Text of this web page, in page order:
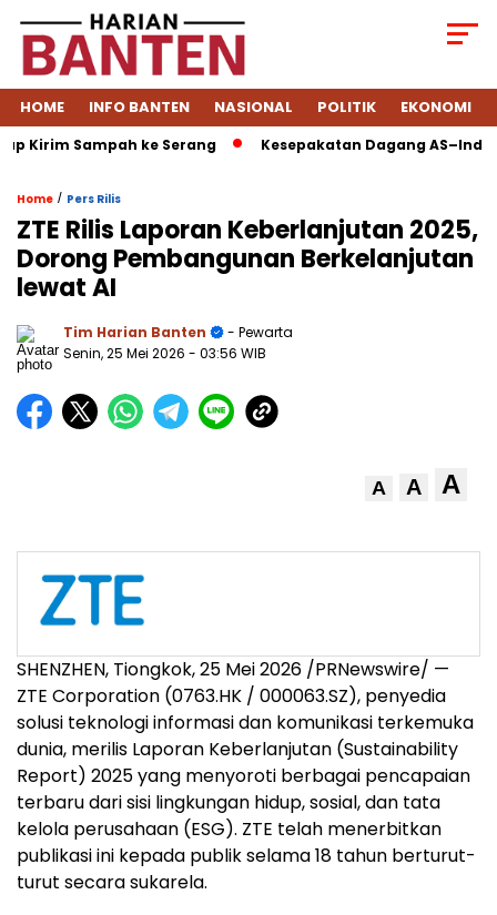
HOME INFO BANTEN NASIONAL POLITIK EKONOMI
Sampah ke Serang Kesepakatan Dagang
Home / Pers Rilis
ZTE Rilis Laporan Keberlanjutan 2025,
Dorong Pembangunan Berkelanjutan
lewat AI
Tim Harian Banten
- Pewarta
Senin, 25 Mei 2026 - 03:56 WIB
A A A
SHENZHEN, Tiongkok, 25 Mei 2026 /PRNewswire/ —
ZTE Corporation (0763.HK / 000063.SZ), penyedia
solusi teknologi informasi dan komunikasi terkemuka
dunia, merilis Laporan Keberlanjutan (Sustainability
Report) 2025 yang menyoroti berbagai pencapaian
terbaru dari sisi lingkungan hidup, sosial, dan tata
kelola perusahaan (ESG). ZTE telah menerbitkan
publikasi ini kepada publik selama 18 tahun berturut-
turut secara sukarela.